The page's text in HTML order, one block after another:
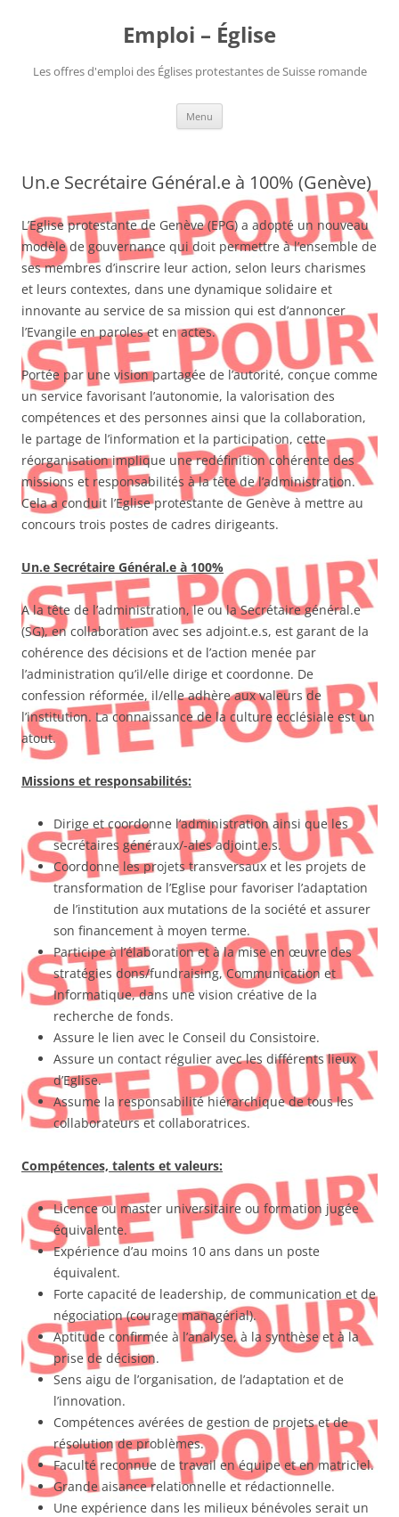
Emploi – Église
Les offres d'emploi des Églises protestantes de Suisse romande
Menu
Un.e Secrétaire Général.e à 100% (Genève)
L’Eglise protestante de Genève (EPG) a adopté un nouveau
modèle de gouvernance qui doit permettre à l’ensemble de
ses membres d’inscrire leur action, selon leurs charismes
et leurs contextes, dans une dynamique solidaire et
innovante au service de sa mission qui est d’annoncer
l’Evangile en paroles et en actes.
Portée par une vision partagée de l’autorité, conçue comme
un service favorisant l’autonomie, la valorisation des
compétences et des personnes ainsi que la collaboration,
le partage de l’information et la participation, cette
réorganisation implique une redéfinition cohérente des
missions et responsabilités à la tête de l’administration.
Cela a conduit l’Eglise protestante de Genève à mettre au
concours trois postes de cadres dirigeants.
Un.e Secrétaire Général.e à 100%
A la tête de l’administration, le ou la Secrétaire général.e
(SG), en collaboration avec ses adjoint.e.s, est garant de la
cohérence des décisions et de l’action menée par
l’administration qu’il/elle dirige et coordonne. De
confession réformée, il/elle adhère aux valeurs de
l’institution. La connaissance de la culture ecclésiale est un
atout.
Missions et responsabilités:
Dirige et coordonne l’administration ainsi que les
secrétaires généraux/-ales adjoint.e.s.
Coordonne les projets transversaux et les projets de
transformation de l’Eglise pour favoriser l’adaptation
de l’institution aux mutations de la société et assurer
son financement à moyen terme.
Participe à l’élaboration et à la mise en œuvre des
stratégies dons/fundraising, Communication et
Informatique, dans une vision créative de la
recherche de fonds.
Assure le lien avec le Conseil du Consistoire.
Assure un contact régulier avec les différents lieux
d’Eglise.
Assume la responsabilité hiérarchique de tous les
collaborateurs et collaboratrices.
Compétences, talents et valeurs:
Licence ou master universitaire ou formation jugée
équivalente.
Expérience d’au moins 10 ans dans un poste
équivalent.
Forte capacité de leadership, de communication et de
négociation (courage managérial).
Aptitude confirmée à l’analyse, à la synthèse et à la
prise de décision.
Sens aigu de l’organisation, de l’adaptation et de
l’innovation.
Compétences avérées de gestion de projets et de
résolution de problèmes.
Faculté reconnue de travail en équipe et en matriciel.
Grande aisance relationnelle et rédactionnelle.
Une expérience dans les milieux bénévoles serait un